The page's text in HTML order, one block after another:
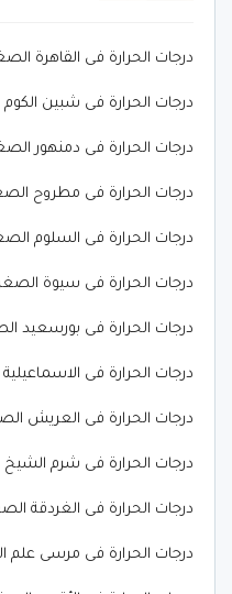
درجات الحرارة فى القاهرة الصغرى 11
درجات الحرارة فى شبين الكوم الصغرى
درجات الحرارة فى دمنهور الصغرى 11
درجات الحرارة فى مطروح الصغرى 11
درجات الحرارة فى السلوم الصغرى 10
درجات الحرارة فى سيوة الصغرى 10
درجات الحرارة فى بورسعيد الصغرى 13
درجات الحرارة فى الاسماعيلية الصغرى
درجات الحرارة فى العريش الصغرى 10
درجات الحرارة فى شرم الشيخ الصغرى
درجات الحرارة فى الغردقة الصغرى 14
درجات الحرارة فى مرسى علم الصغرى 15